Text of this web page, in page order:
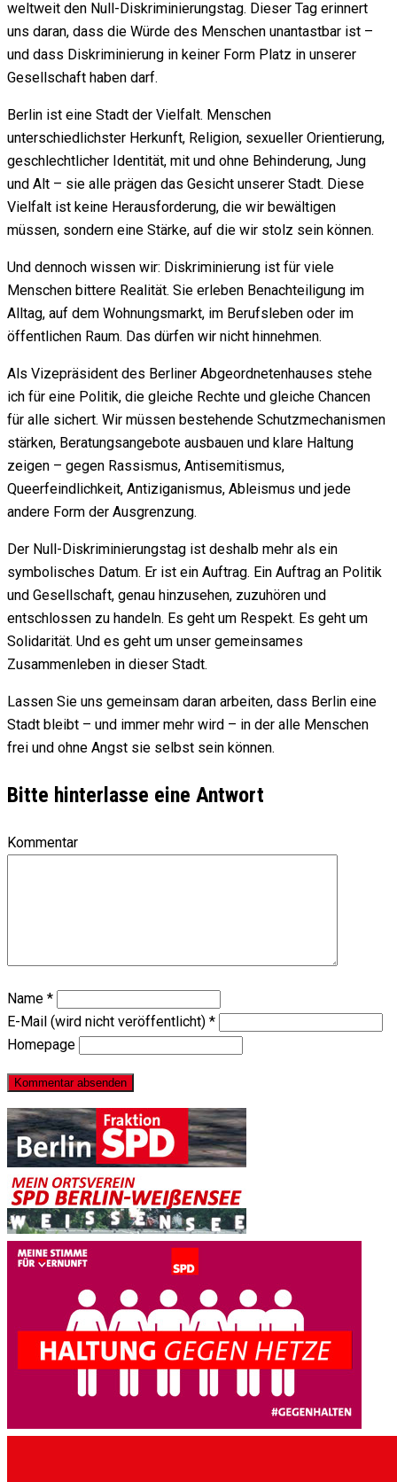
weltweit den Null-Diskriminierungstag. Dieser Tag erinnert
uns daran, dass die Würde des Menschen unantastbar ist –
und dass Diskriminierung in keiner Form Platz in unserer
Gesellschaft haben darf.
Berlin ist eine Stadt der Vielfalt. Menschen
unterschiedlichster Herkunft, Religion, sexueller Orientierung,
geschlechtlicher Identität, mit und ohne Behinderung, Jung
und Alt – sie alle prägen das Gesicht unserer Stadt. Diese
Vielfalt ist keine Herausforderung, die wir bewältigen
müssen, sondern eine Stärke, auf die wir stolz sein können.
Und dennoch wissen wir: Diskriminierung ist für viele
Menschen bittere Realität. Sie erleben Benachteiligung im
Alltag, auf dem Wohnungsmarkt, im Berufsleben oder im
öffentlichen Raum. Das dürfen wir nicht hinnehmen.
Als Vizepräsident des Berliner Abgeordnetenhauses stehe
ich für eine Politik, die gleiche Rechte und gleiche Chancen
für alle sichert. Wir müssen bestehende Schutzmechanismen
stärken, Beratungsangebote ausbauen und klare Haltung
zeigen – gegen Rassismus, Antisemitismus,
Queerfeindlichkeit, Antiziganismus, Ableismus und jede
andere Form der Ausgrenzung.
Der Null-Diskriminierungstag ist deshalb mehr als ein
symbolisches Datum. Er ist ein Auftrag. Ein Auftrag an Politik
und Gesellschaft, genau hinzusehen, zuzuhören und
entschlossen zu handeln. Es geht um Respekt. Es geht um
Solidarität. Und es geht um unser gemeinsames
Zusammenleben in dieser Stadt.
Lassen Sie uns gemeinsam daran arbeiten, dass Berlin eine
Stadt bleibt – und immer mehr wird – in der alle Menschen
frei und ohne Angst sie selbst sein können.
Bitte hinterlasse eine Antwort
Kommentar
Name *
E-Mail (wird nicht veröffentlicht) *
Homepage